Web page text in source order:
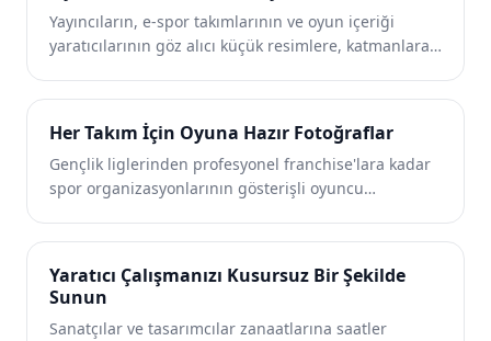
oluşturmasına yardımcı olur.
Yayıncıların, e-spor takımlarının ve oyun içeriği
yaratıcılarının göz alıcı küçük resimlere, katmanlara
planları kaldırır, ekran görüntülerini temizler ve
karakterleri izole ederek içeriğinizin kalabalık bir
akışta öne çıkmasını sağlar.
Her Takım İçin Oyuna Hazır Fotoğraflar
Gençlik liglerinden profesyonel franchise'lara kadar
spor organizasyonlarının gösterişli oyuncu
görsellerine ihtiyacı var. Magic Eraser kenardaki
geliştirir ve medyaya hazır görselleri hızlı bir şekilde
sunar.
Yaratıcı Çalışmanızı Kusursuz Bir Şekilde
Sunun
Sanatçılar ve tasarımcılar zanaatlarına saatler